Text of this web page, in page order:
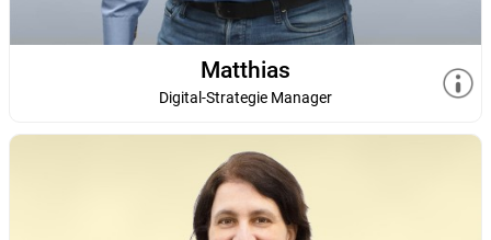
Matthias
Digital-Strategie Manager